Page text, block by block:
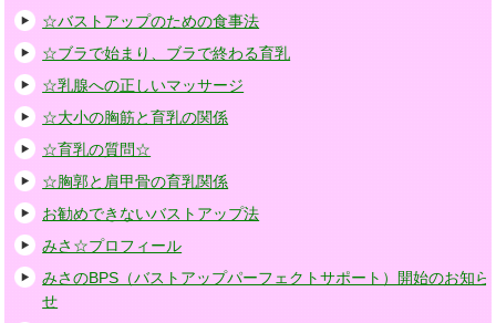
☆バストアップのための食事法
☆ブラで始まり、ブラで終わる育乳
☆乳腺への正しいマッサージ
☆大小の胸筋と育乳の関係
☆育乳の質問☆
☆胸郭と肩甲骨の育乳関係
お勧めできないバストアップ法
みさ☆プロフィール
みさのBPS（バストアップパーフェクトサポート）開始のお知ら
せ